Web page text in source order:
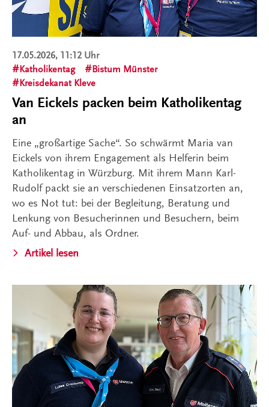
17.05.2026, 11:12 Uhr
Katholikentag
Bistum Münster
Kreisdekanat Kleve
Van Eickels packen beim Katholikentag
an
Eine „großartige Sache“. So schwärmt Maria van
Eickels von ihrem Engagement als Helferin beim
Katholikentag in Würzburg. Mit ihrem Mann Karl-
Rudolf packt sie an verschiedenen Einsatzorten an,
wo es Not tut: bei der Begleitung, Beratung und
Lenkung von Besucherinnen und Besuchern, beim
Auf- und Abbau, als Ordner.
Artikel lesen